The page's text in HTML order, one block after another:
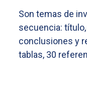
Son temas de
secuencia:
conclusiones y
tablas, 30